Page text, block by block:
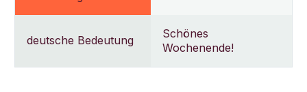
deutsche Bedeutung
Schönes
Wochenende!